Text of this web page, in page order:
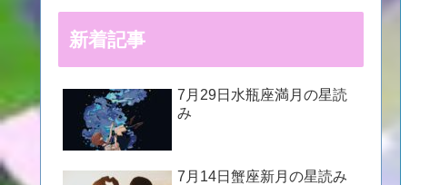
新着記事
7月29日水瓶座満月の星読
み
7月14日蟹座新月の星読み